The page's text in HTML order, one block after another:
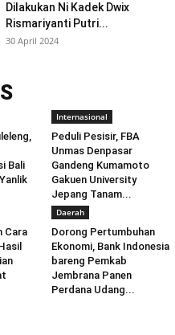
Dilakukan Ni Kadek Dwix
Rismariyanti Putri...
30 April 2024
Bali
Internasional
Peduli Pesisir, FBA
Unmas Denpasar
Gandeng Kumamoto
Gakuen University
Jepang Tanam...
Cara
Daerah
Dorong Pertumbuhan
Ekonomi, Bank Indonesia
bareng Pemkab
Jembrana Panen
Perdana Udang...